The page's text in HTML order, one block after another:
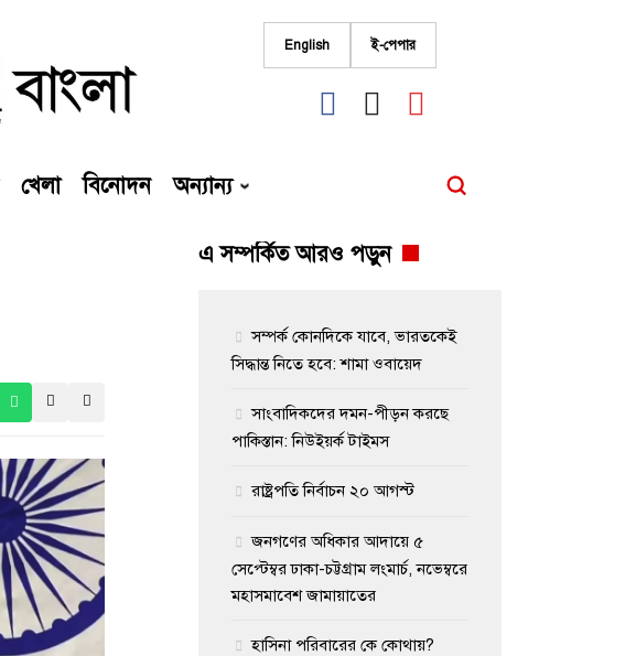
English ই-পেপার
fab
fa-
fab
fa-
খেলা বিনোদন অন্যান্য
এ সম্পর্কিত আরও পড়ুন
সম্পর্ক কোনদিকে যাবে, ভারতকেই
সিদ্ধান্ত নিতে হবে: শামা ওবায়েদ
সাংবাদিকদের দমন-পীড়ন করছে
পাকিস্তান: নিউইয়র্ক টাইমস
রাষ্ট্রপতি নির্বাচন ২০ আগস্ট
জনগণের অধিকার আদায়ে ৫
সেপ্টেম্বর ঢাকা-চট্টগ্রাম লংমার্চ, নভেম্বরে
মহাসমাবেশ জামায়াতের
হাসিনা পরিবারের কে কোথায়?